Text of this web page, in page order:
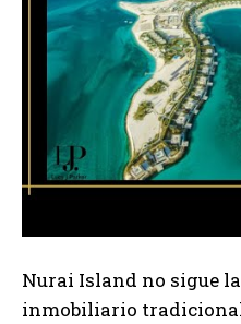
Nurai Island no sigue
inmobiliario